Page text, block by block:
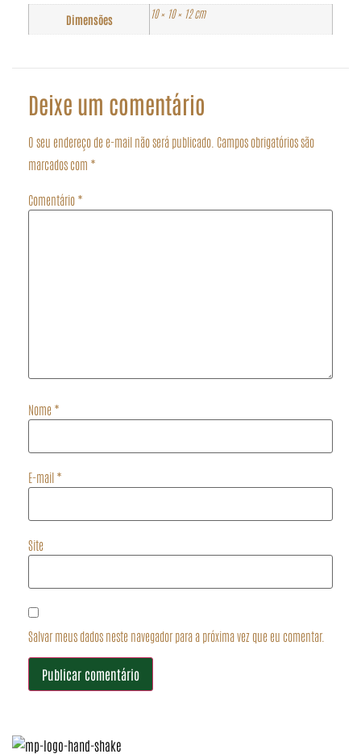
Dimensões 10 × 10 × 12 cm
Deixe um comentário
O seu endereço de e-mail não será publicado. Campos obrigatórios são
marcados com *
Comentário *
Nome *
E-mail *
Site
Salvar meus dados neste navegador para a próxima vez que eu comentar.